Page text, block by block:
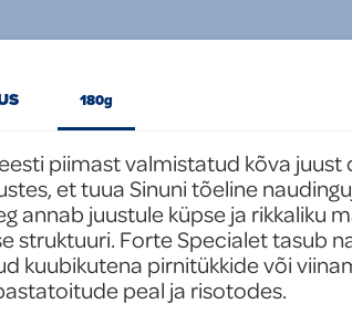
180g
piimast valmistatud kõva juust
et tuua Sinuni tõeline
annab juustule küpse ja rikkaliku
struktuuri. Forte Specialet tasub
kuubikutena pirnitükkide või
peal ja risotodes.